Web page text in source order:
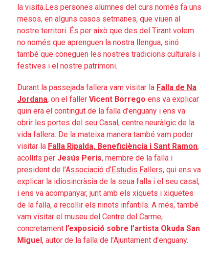
la visita.Les persones alumnes del curs només fa uns
mesos, en alguns casos setmanes, que viuen al
nostre territori. És per això que des del Tirant volem
no només que aprenguen la nostra llengua, sinó
també que coneguen les nostres tradicions culturals i
festives i el nostre patrimoni.
Durant la passejada fallera vam visitar la Falla de Na
Jordana, on el faller Vicent Borrego ens va explicar
quin era el contingut de la falla d’enguany i ens va
obrir les portes del seu Casal, centre neuràlgic de la
vida fallera. De la mateixa manera també vam poder
visitar la Falla Ripalda, Beneficiència i Sant Ramon,
acollits per Jesús Peris, membre de la falla i
president de l’Associació d’Estudis Fallers, qui ens va
explicar la idiosincràsia de la seua falla i el seu casal,
i ens va acompanyar, junt amb els xiquets i xiquetes
de la falla, a recollir els ninots infantils. A més, també
vam visitar el museu del Centre del Carme,
concretament l’exposició sobre l’artista Okuda San
Miguel, autor de la falla de l’Ajuntament d’enguany.